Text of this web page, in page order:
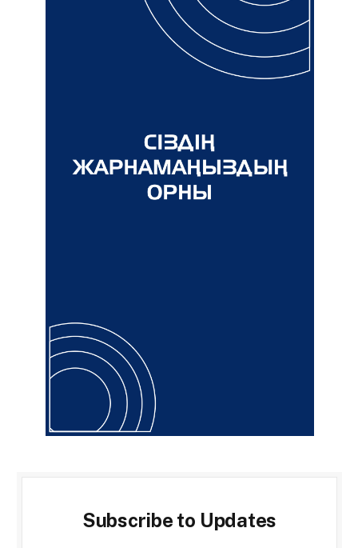
Subscribe to Updates